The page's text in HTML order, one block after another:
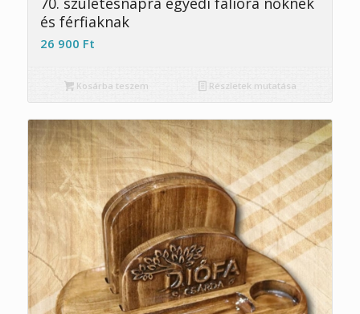
és férfiaknak
26 900 Ft
Kosárba teszem Részletek mutatása